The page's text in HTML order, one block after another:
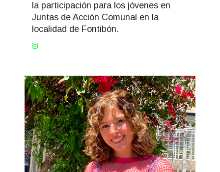
la participación para los jóvenes en
Juntas de Acción Comunal en la
localidad de Fontibón.